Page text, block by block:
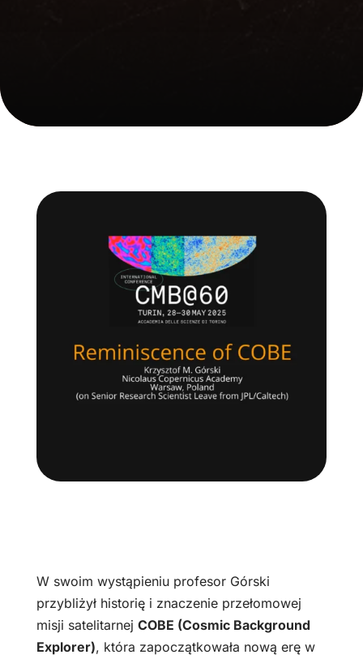
W swoim wystąpieniu profesor Górski
przybliżył historię i znaczenie przełomowej
misji satelitarnej COBE (Cosmic Background
Explorer), która zapoczątkowała nową erę w